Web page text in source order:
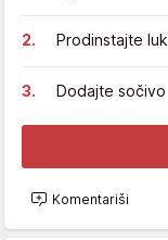
Prodinstajte luk
Dodajte sočivo
Komentariši